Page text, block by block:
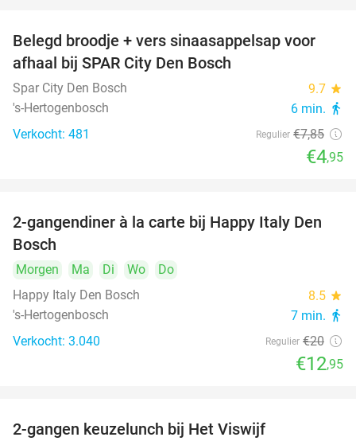
37%
Belegd broodje + vers sinaasappelsap voor
afhaal bij SPAR City Den Bosch
Spar City Den Bosch 9.7 star
's-Hertogenbosch 6 min. directions_walk
Verkocht: 481 Regulier €7,85
€4,95
35%
2-gangendiner à la carte bij Happy Italy Den
Bosch
Morgen Ma Di Wo
Do
Happy Italy Den Bosch
8.5 star
's-Hertogenbosch 7 min. directions_walk
Verkocht: 3.040 Regulier €20
€12,95
2-gangen keuzelunch bij Het Viswijf